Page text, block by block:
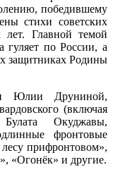
победившему
стихи советских
лет. Главной темой
гуляет по России, а
защитниках Родины
Юлии Друниной,
(включая
Окуджавы,
фронтовые
прифронтовом»,
«Огонёк» и другие.